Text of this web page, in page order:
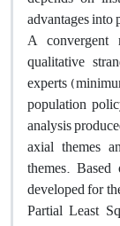
advantages
A convergent
qualitative
experts
population
analysis
axial themes
themes.
developed for
Partial Least